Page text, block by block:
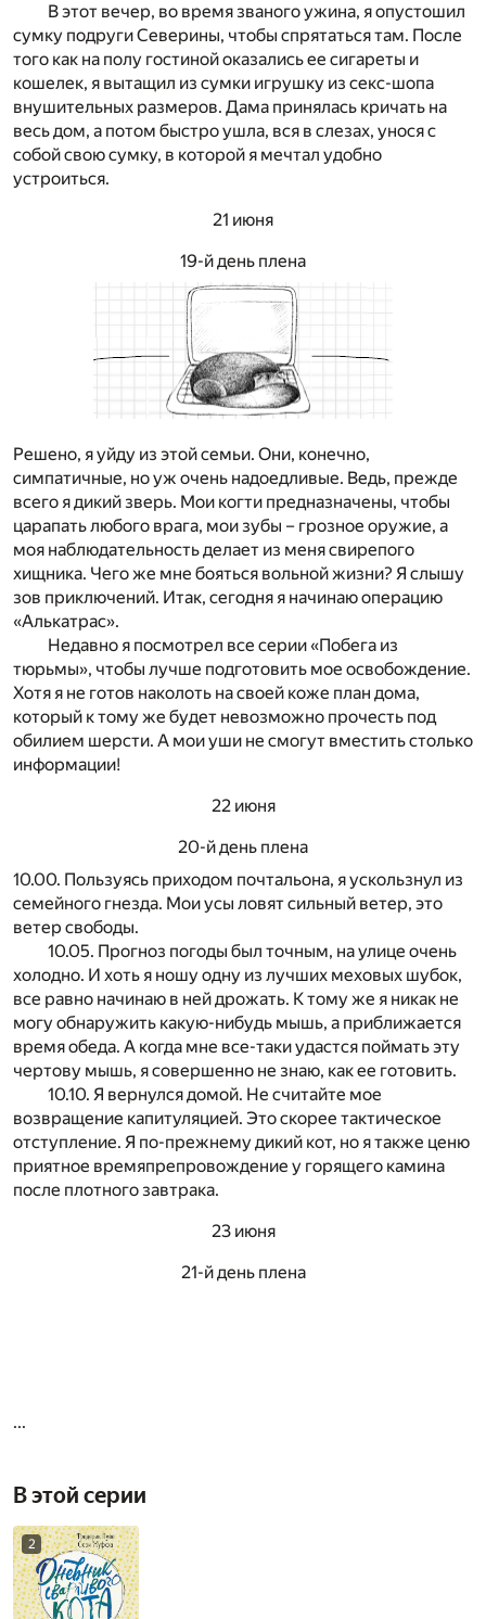
В этот вечер, во время званого ужина, я опустошил
сумку подруги Северины, чтобы спрятаться там. После
того как на полу гостиной оказались ее сигареты и
кошелек, я вытащил из сумки игрушку из секс-шопа
внушительных размеров. Дама принялась кричать на
весь дом, а потом быстро ушла, вся в слезах, унося с
собой свою сумку, в которой я мечтал удобно
устроиться.
21 июня
19-й день плена
Решено, я уйду из этой семьи. Они, конечно,
симпатичные, но уж очень надоедливые. Ведь, прежде
всего я дикий зверь. Мои когти предназначены, чтобы
царапать любого врага, мои зубы – грозное оружие, а
моя наблюдательность делает из меня свирепого
хищника. Чего же мне бояться вольной жизни? Я слышу
зов приключений. Итак, сегодня я начинаю операцию
«Алькатрас».
Недавно я посмотрел все серии «Побега из
тюрьмы», чтобы лучше подготовить мое освобождение.
Хотя я не готов наколоть на своей коже план дома,
который к тому же будет невозможно прочесть под
обилием шерсти. А мои уши не смогут вместить столько
информации!
22 июня
20-й день плена
10.00. Пользуясь приходом почтальона, я ускользнул из
семейного гнезда. Мои усы ловят сильный ветер, это
ветер свободы.
10.05. Прогноз погоды был точным, на улице очень
холодно. И хоть я ношу одну из лучших меховых шубок,
все равно начинаю в ней дрожать. К тому же я никак не
могу обнаружить какую-нибудь мышь, а приближается
время обеда. А когда мне все-таки удастся поймать эту
чертову мышь, я совершенно не знаю, как ее готовить.
10.10. Я вернулся домой. Не считайте мое
возвращение капитуляцией. Это скорее тактическое
отступление. Я по-прежнему дикий кот, но я также ценю
приятное времяпрепровождение у горящего камина
после плотного завтрака.
23 июня
21-й день плена
...
В этой серии
2